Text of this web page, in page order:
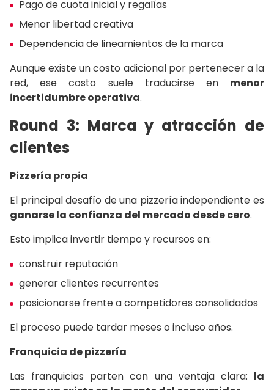
Pago de cuota inicial y regalías
Menor libertad creativa
Dependencia de lineamientos de la marca
Aunque existe un costo adicional por pertenecer a la
red, ese costo suele traducirse en menor
incertidumbre operativa.
Round 3: Marca y atracción de
clientes
Pizzería propia
El principal desafío de una pizzería independiente es
ganarse la confianza del mercado desde cero.
Esto implica invertir tiempo y recursos en:
construir reputación
generar clientes recurrentes
posicionarse frente a competidores consolidados
El proceso puede tardar meses o incluso años.
Franquicia de pizzería
Las franquicias parten con una ventaja clara: la